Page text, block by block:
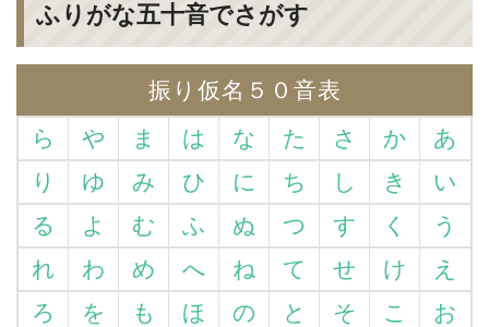
ふりがな五十音でさがす
振り仮名５０音表
ら
や ま は な た さ か
あ
り
ゆ み ひ に ち し き
い
る
よ む ふ ぬ つ す く
う
れ
わ め へ ね て せ け
え
ろ
を も ほ の と そ こ お